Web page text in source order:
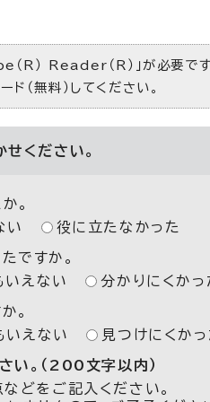
R） Reader（R）」が必要で
ド（無料）してください。
ください。
。
い 役に立たなかった
ですか。
いえない 分かりにくかっ
。
いえない 見つけにくかっ
い。（200文字以内）
どをご記入ください。